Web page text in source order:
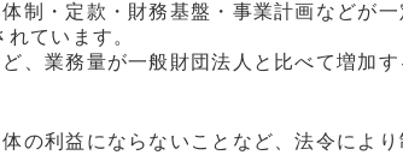
制・定款・財務基盤・事業計画などが
ています。
、業務量が一般財団法人と比べて増加す
の利益にならないことなど、法令によ